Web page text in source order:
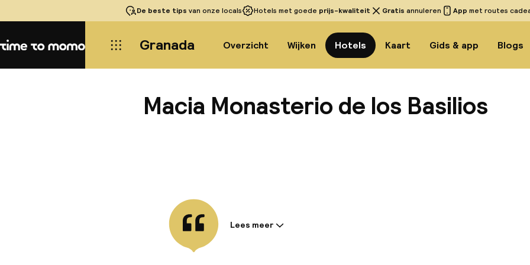
De beste tips van onze locals Hotels met goede prijs-kwaliteit Gratis annuleren App met routes
Home Granada Overzicht Wijken Hotels Kaart Gids & app Blogs
Macia Monasterio de los Basilios
Informatie gedeeld door de accommodatie:
Lees meer